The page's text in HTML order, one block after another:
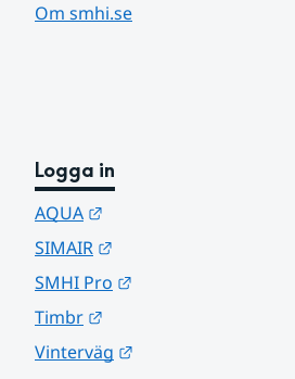
Om smhi.se
Logga in
AQUA
SIMAIR
SMHI Pro
Timbr
Vinterväg